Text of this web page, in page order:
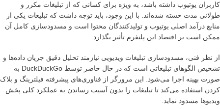
کاربران یوتیوب داشته باشد، به ویژه برای کسانی که از تبلیغات مکرر و
طولانی مدت خسته شده‌اند. با این وجود، باید توجه داشت که تبلیغات یکی از
منابع درآمد اصلی یوتیوب و تولیدکنندگان محتوا است و مسدودسازی کامل آن
ممکن است بر اقتصاد این پلتفرم تأثیر بگذارد.
از نظر فنی، مسدودسازی تبلیغات ویدیویی نیازمند تحلیل دقیق جریان داده‌ها و
تشخیص الگوهای تبلیغاتی است که در حال حاضر توسط DuckDuckGo به
صورت بهینه اجرا می‌شود. این مرورگر از فناوری‌های پیشرفته فیلترینگ و بلاک
کردن استفاده می‌کند تا تبلیغات را بدون آسیب رساندن به عملکرد کلی پخش
ویدیوها مسدود نماید.